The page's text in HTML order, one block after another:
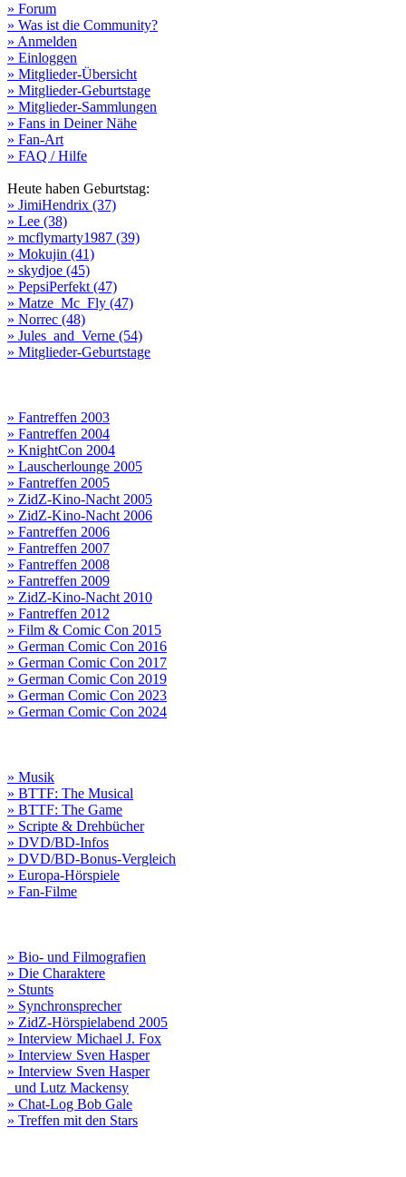
» Forum
» Was ist die Community?
» Anmelden
» Einloggen
» Mitglieder-Übersicht
» Mitglieder-Geburtstage
» Mitglieder-Sammlungen
» Fans in Deiner Nähe
» Fan-Art
» FAQ / Hilfe
Heute haben Geburtstag:
» JimiHendrix (37)
» Lee (38)
» mcflymarty1987 (39)
» Mokujin (41)
» skydjoe (45)
» PepsiPerfekt (47)
» Matze_Mc_Fly (47)
» Norrec (48)
» Jules_and_Verne (54)
» Mitglieder-Geburtstage
» Fantreffen 2003
» Fantreffen 2004
» KnightCon 2004
» Lauscherlounge 2005
» Fantreffen 2005
» ZidZ-Kino-Nacht 2005
» ZidZ-Kino-Nacht 2006
» Fantreffen 2006
» Fantreffen 2007
» Fantreffen 2008
» Fantreffen 2009
» ZidZ-Kino-Nacht 2010
» Fantreffen 2012
» Film & Comic Con 2015
» German Comic Con 2016
» German Comic Con 2017
» German Comic Con 2019
» German Comic Con 2023
» German Comic Con 2024
» Musik
» BTTF: The Musical
» BTTF: The Game
» Scripte & Drehbücher
» DVD/BD-Infos
» DVD/BD-Bonus-Vergleich
» Europa-Hörspiele
» Fan-Filme
» Bio- und Filmografien
» Die Charaktere
» Stunts
» Synchronsprecher
» ZidZ-Hörspielabend 2005
» Interview Michael J. Fox
» Interview Sven Hasper
» Interview Sven Hasper
und Lutz Mackensy
» Chat-Log Bob Gale
» Treffen mit den Stars